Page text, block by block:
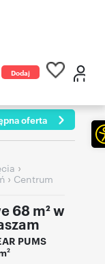
Dodaj
oferta
›
› Centrum
68 m² w
PUMS
2